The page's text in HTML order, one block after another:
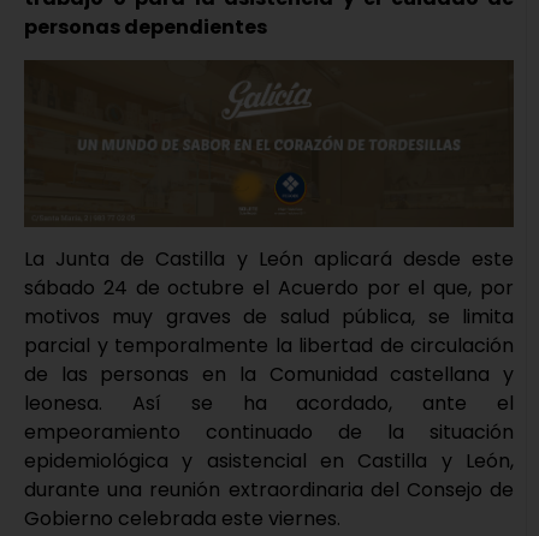
personas dependientes
La Junta de Castilla y León aplicará desde este
sábado 24 de octubre el Acuerdo por el que, por
motivos muy graves de salud pública, se limita
parcial y temporalmente la libertad de circulación
de las personas en la Comunidad castellana y
leonesa. Así se ha acordado, ante el
empeoramiento continuado de la situación
epidemiológica y asistencial en Castilla y León,
durante una reunión extraordinaria del Consejo de
Gobierno celebrada este viernes.